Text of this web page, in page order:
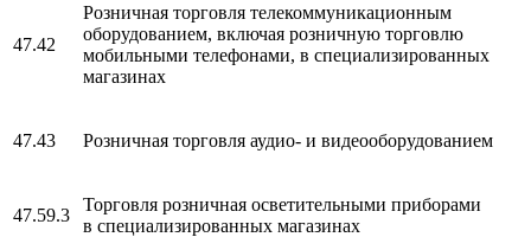
47.42
Розничная торговля телекоммуникационным
оборудованием, включая розничную торговлю
мобильными телефонами, в специализированных
магазинах
47.43 Розничная торговля аудио- и видеооборудованием
47.59.3
Торговля розничная осветительными приборами
в специализированных магазинах